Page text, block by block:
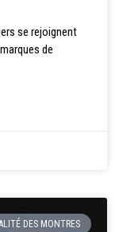
se rejoignent
de
DES MONTRES